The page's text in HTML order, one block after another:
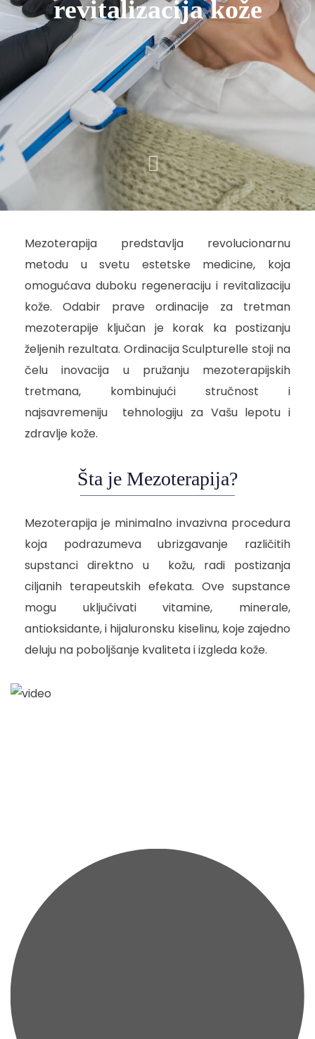
revitalizacija kože
Mezoterapija predstavlja revolucionarnu
metodu u svetu estetske medicine, koja
omogućava duboku regeneraciju i revitalizaciju
kože. Odabir prave ordinacije za tretman
mezoterapije ključan je korak ka postizanju
željenih rezultata. Ordinacija Sculpturelle stoji na
čelu inovacija u pružanju mezoterapijskih
tretmana, kombinujući stručnost i
najsavremeniju tehnologiju za Vašu lepotu i
zdravlje kože.
Šta je Mezoterapija?
Mezoterapija je minimalno invazivna procedura
koja podrazumeva ubrizgavanje različitih
supstanci direktno u kožu, radi postizanja
ciljanih terapeutskih efekata. Ove supstance
mogu uključivati vitamine, minerale,
antioksidante, i hijaluronsku kiselinu, koje zajedno
deluju na poboljšanje kvaliteta i izgleda kože.